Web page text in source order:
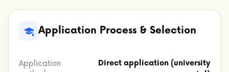
Application Process & Selection
Application
Direct application (university